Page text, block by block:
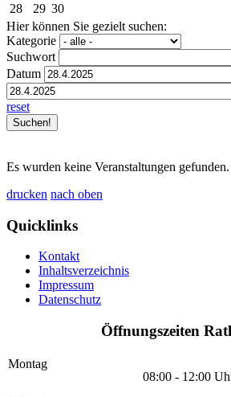
28
29 30
Hier können Sie gezielt suchen:
Kategorie
Suchwort
Datum
reset
Es wurden keine Veranstaltungen gefunden.
drucken nach oben
Quicklinks
Kontakt
Inhaltsverzeichnis
Impressum
Datenschutz
Öffnungszeiten
Montag
08:00 - 12:00